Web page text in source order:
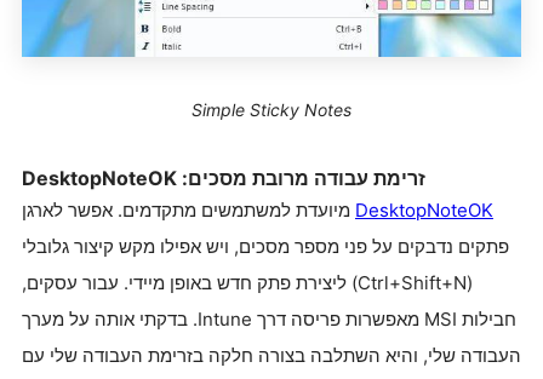
Simple Sticky Notes
זרימת עבודה מרובת מסכים: DesktopNoteOK
DesktopNoteOK מיועדת למשתמשים מתקדמים. אפשר לארגן
פתקים נדבקים על פני מספר מסכים, ויש אפילו מקש קיצור גלובלי
(Ctrl+Shift+N) ליצירת פתק חדש באופן מיידי. עבור עסקים,
חבילות MSI מאפשרות פריסה דרך Intune. בדקתי אותה על מערך
העבודה שלי, והיא השתלבה בצורה חלקה בזרימת העבודה שלי עם